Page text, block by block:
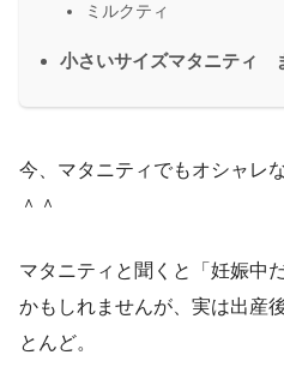
ミルクティ
小さいサイズマタニティ
今、マタニティでもオシャレ
＾＾
マタニティと聞くと「妊娠中
かもしれませんが、実は出産
とんど。